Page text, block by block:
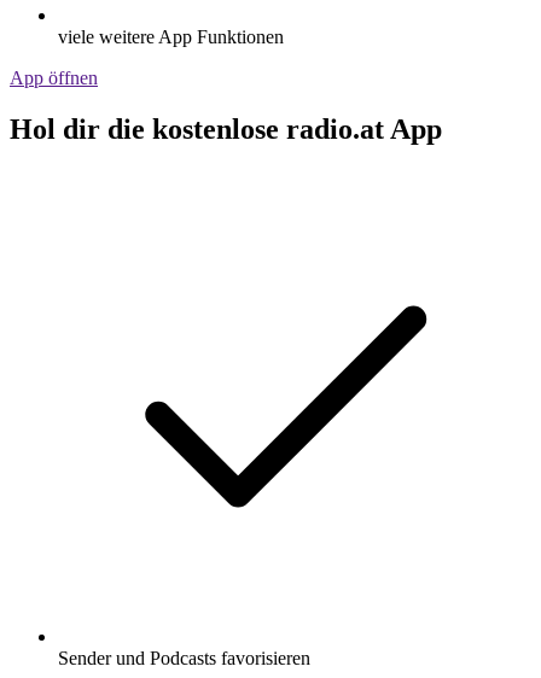
viele weitere App Funktionen
App öffnen
Hol dir die kostenlose radio.at App
Sender und Podcasts favorisieren